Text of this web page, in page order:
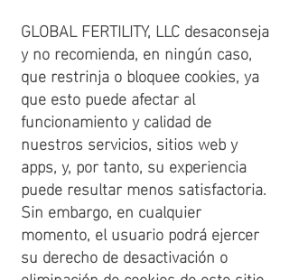
GLOBAL FERTILITY, LLC desaconseja
y no recomienda, en ningún caso,
que restrinja o bloquee cookies, ya
que esto puede afectar al
funcionamiento y calidad de
nuestros servicios, sitios web y
apps, y, por tanto, su experiencia
puede resultar menos satisfactoria.
Sin embargo, en cualquier
momento, el usuario podrá ejercer
su derecho de desactivación o